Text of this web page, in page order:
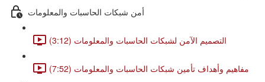
أمن شبكات الحاسبات والمعلومات
التصميم الآمن لشبكات الحاسبات والمعلومات (3:12)
مفاهيم وأهداف تأمين شبكات الحاسبات والمعلومات (7:52)